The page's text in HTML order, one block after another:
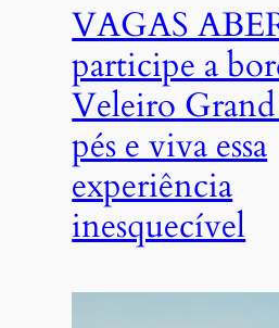
VAGAS
participe a
Veleiro
pés e viva essa
experiência
inesquecível